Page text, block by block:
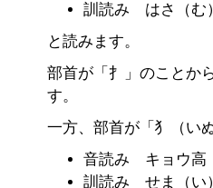
訓読み はさ（む
と読みます。
部首が「扌」のことか
す。
一方、部首が「犭（い
音読み キョウ高
訓読み せま（い